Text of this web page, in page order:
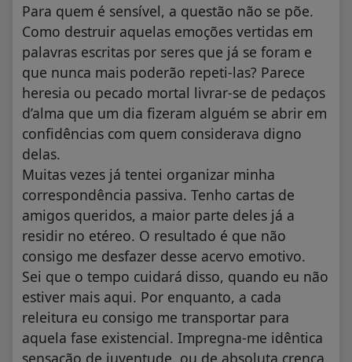
Para quem é sensível, a questão não se põe.
Como destruir aquelas emoções vertidas em
palavras escritas por seres que já se foram e
que nunca mais poderão repeti-las? Parece
heresia ou pecado mortal livrar-se de pedaços
d’alma que um dia fizeram alguém se abrir em
confidências com quem considerava digno
delas.
Muitas vezes já tentei organizar minha
correspondência passiva. Tenho cartas de
amigos queridos, a maior parte deles já a
residir no etéreo. O resultado é que não
consigo me desfazer desse acervo emotivo.
Sei que o tempo cuidará disso, quando eu não
estiver mais aqui. Por enquanto, a cada
releitura eu consigo me transportar para
aquela fase existencial. Impregna-me idêntica
sensação de juventude, ou de absoluta crença